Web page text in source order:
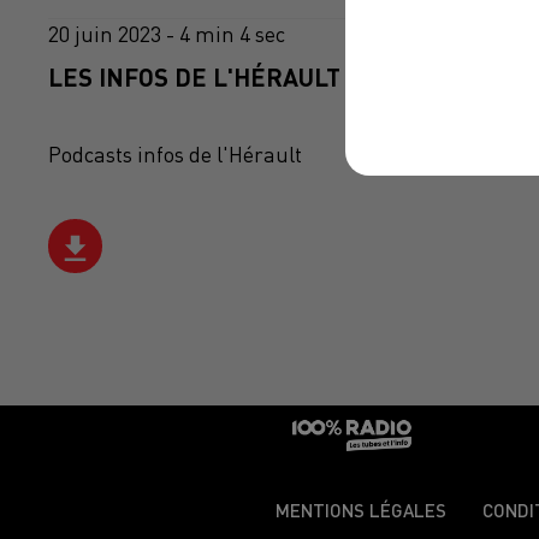
20 juin 2023 - 4 min 4 sec
LES INFOS DE L'HÉRAULT DU 20/06/2023 À
Podcasts infos de l'Hérault
MENTIONS LÉGALES